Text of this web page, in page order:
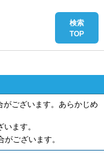
ございます。あらかじめ
ます。
ございます。